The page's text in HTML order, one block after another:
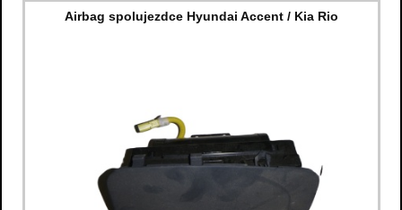
Airbag spolujezdce Hyundai Accent / Kia Rio